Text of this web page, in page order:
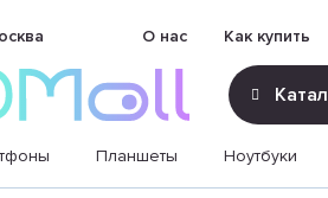
О нас Как купить
Планшеты Ноутбуки